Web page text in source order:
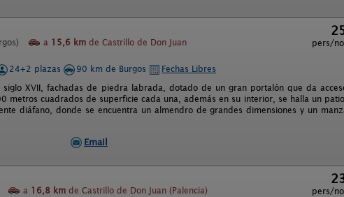
a 15,6 km de Castrillo de Don Juan
pers/
24+2 plazas 90 km de Burgos
Fechas Libres
XVII, fachadas de piedra labrada, dotado de un gran portalón que da
metros cuadrados de superficie cada una, además en su interior, se halla un
diáfano, donde se encuentra un almendro de grandes dimensiones y un
Email
a 16,8 km de Castrillo de Don Juan (Palencia)
pers/